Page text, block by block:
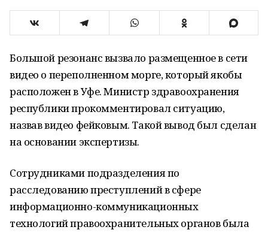
Большой резонанс вызвало размещенное в сети
видео о переполненном морге, который якобы
расположен в Уфе. Министр здравоохранения
республики прокомментировал ситуацию,
назвав видео фейковым. Такой вывод был сделан
на основании экспертизы.
Сотрудниками подразделения по
расследованию преступлений в сфере
информационно-коммуникационных
технологий правоохранительных органов была